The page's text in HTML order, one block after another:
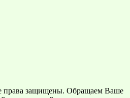
права защищены. Обращаем Ваше